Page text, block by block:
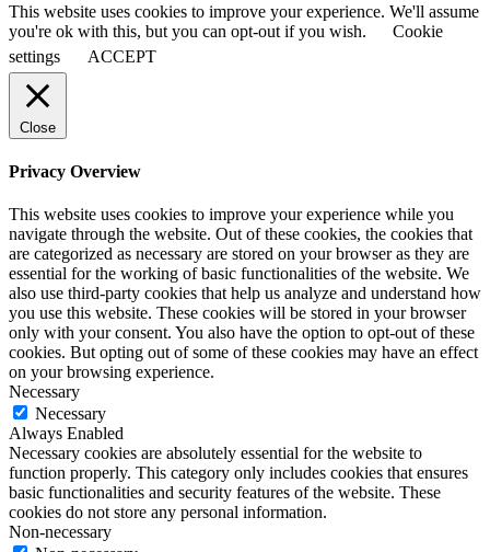
This website uses cookies to improve your experience. We'll assume
you're ok with this, but you can opt-out if you wish.
Cookie
settings
ACCEPT
Close
Privacy Overview
This website uses cookies to improve your experience while you
navigate through the website. Out of these cookies, the cookies that
are categorized as necessary are stored on your browser as they are
essential for the working of basic functionalities of the website. We
also use third-party cookies that help us analyze and understand how
you use this website. These cookies will be stored in your browser
only with your consent. You also have the option to opt-out of these
cookies. But opting out of some of these cookies may have an effect
on your browsing experience.
Necessary
Necessary
Always Enabled
Necessary cookies are absolutely essential for the website to
function properly. This category only includes cookies that ensures
basic functionalities and security features of the website. These
cookies do not store any personal information.
Non-necessary